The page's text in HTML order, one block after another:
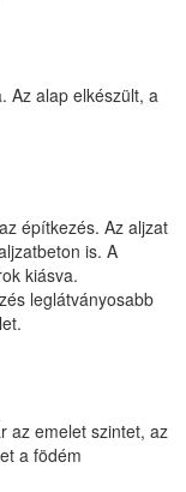
Az alap elkészült, a
építkezés. Az aljzat
is. A
kiásva.
leglátványosabb
az emelet szintet, az
a födém